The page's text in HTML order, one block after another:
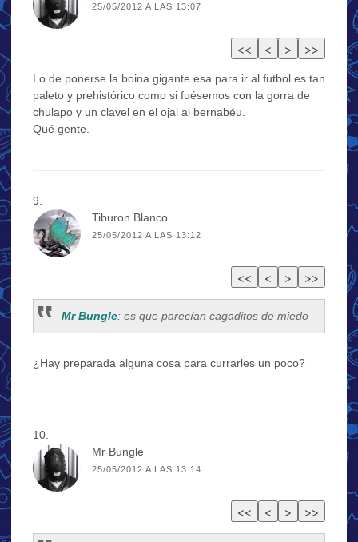
25/05/2012 A LAS 13:07
Lo de ponerse la boina gigante esa para ir al futbol es tan
paleto y prehistórico como si fuésemos con la gorra de
chulapo y un clavel en el ojal al bernabéu.
Qué gente.
Tiburon Blanco
25/05/2012 A LAS 13:12
Mr Bungle: es que parecían cagaditos de miedo
¿Hay preparada alguna cosa para currarles un poco?
Mr Bungle
25/05/2012 A LAS 13:14